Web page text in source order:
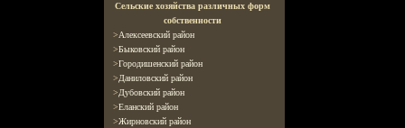
Сельские хозяйства различных форм
собственности
>Алексеевский район
>Быковский район
>Городишенский район
>Даниловский район
>Дубовский район
>Еланский район
>Жирновский район